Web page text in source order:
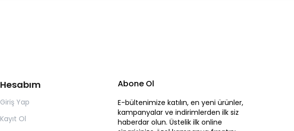
Hesabım
Giriş Yap
Kayıt Ol
Abone Ol
E-bültenimize katılın, en yeni ürünler,
kampanyalar ve indirimlerden ilk siz
haberdar olun. Üstelik ilk online